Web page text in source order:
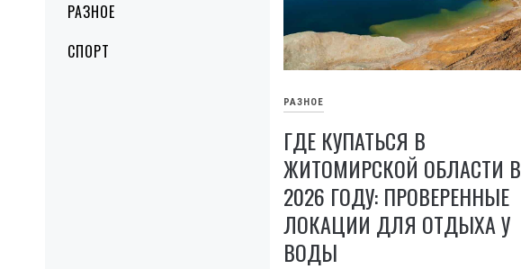
РАЗНОЕ
СПОРТ
РАЗНОЕ
ГДЕ КУПАТЬСЯ В
ЖИТОМИРСКОЙ ОБЛАСТИ В
2026 ГОДУ: ПРОВЕРЕННЫЕ
ЛОКАЦИИ ДЛЯ ОТДЫХА У
ВОДЫ